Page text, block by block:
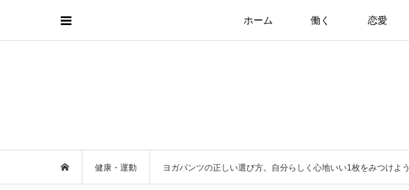
ホーム 働く 恋愛
健康・運動 ヨガパンツの正しい選び方。自分らしく心地いい1枚をみつけよう